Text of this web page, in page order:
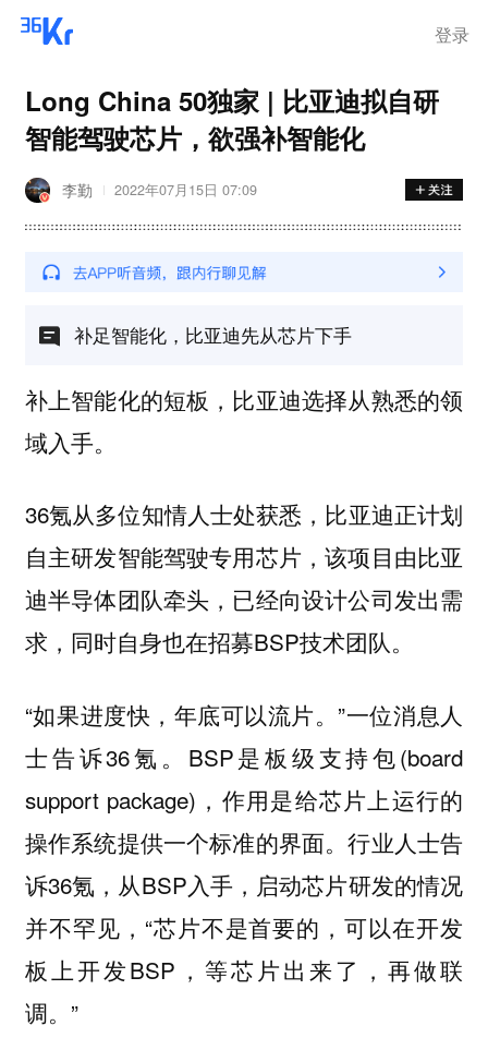
登录
Long China 50独家 | 比亚迪拟自研
智能驾驶芯片，欲强补智能化
李勤 2022年07月15日 07:09
补足智能化，比亚迪先从芯片下手
补上智能化的短板，比亚迪选择从熟悉的领
域入手。
36氪从多位知情人士处获悉，比亚迪正计划
自主研发智能驾驶专用芯片，该项目由比亚
迪半导体团队牵头，已经向设计公司发出需
求，同时自身也在招募BSP技术团队。
“如果进度快，年底可以流片。”一位消息人
士告诉36氪。BSP是板级支持包(board
support package)，作用是给芯片上运行的
操作系统提供一个标准的界面。行业人士告
诉36氪，从BSP入手，启动芯片研发的情况
并不罕见，“芯片不是首要的，可以在开发
板上开发BSP，等芯片出来了，再做联
调。”